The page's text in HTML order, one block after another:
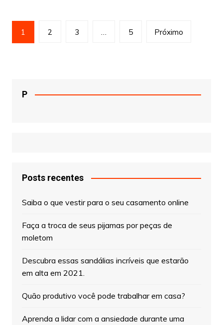
Paginação
de
1 2 3 … 5 Próximo
P
Posts recentes
Saiba o que vestir para o seu casamento online
Faça a troca de seus pijamas por peças de
moletom
Descubra essas sandálias incríveis que estarão
em alta em 2021.
Quão produtivo você pode trabalhar em casa?
Aprenda a lidar com a ansiedade durante uma